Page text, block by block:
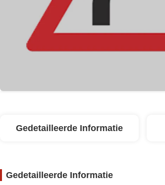
Gedetailleerde Informatie
Gedetailleerde Informatie